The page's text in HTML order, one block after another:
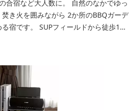
合宿など大人数に。 自然のなかでゆっ
き火を囲みながら 2か所のBBQガーデ
宿です。 SUPフィールドから徒歩1
ティビティも満喫したい方へ。